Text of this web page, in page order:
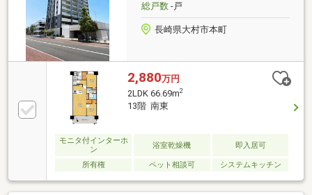
総戸数-戸
長崎県大村市本町
2,880万円
2LDK 66.69m2
13階 南東
モニタ付インターホ
ン
浴室乾燥機 即入居可
所有権 ペット相談可 システムキッチン